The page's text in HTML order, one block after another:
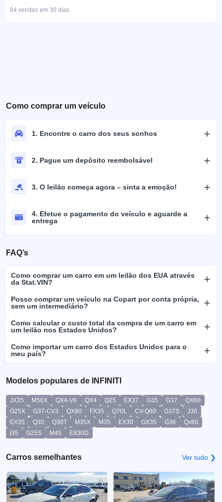
84 vendas em 30 dias
Como comprar um veículo
1. Encontre o carro dos seus sonhos
2. Pague um depósito reembolsável
3. O leilão começa agora – sinta a emoção!
4. Efetue o pagamento do veículo e aguarde a
entrega
FAQ’s
Como comprar um carro em um leilão dos EUA através
da Stat.VIN?
Posso comprar um veículo na Copart por conta própria,
sem um intermediário?
Como calcular o custo total da compra de um carro em
um leilão nos Estados Unidos?
Como importar um carro dos Estados Unidos para o
meu país?
Modelos populares de INFINITI
JX35 M56X QX4-V6 QX4 Q25 EX37 G35 G37
QX60
G25X
G37-CV3 QX80 FX35 Q70L CV-Q60 G37S
J30
EX35
Q30 Q30T M35X M35 EX30 GX35 G36
Qx60
I35
G25S M45 EX30D
Carros semelhantes Ver tudo ❯